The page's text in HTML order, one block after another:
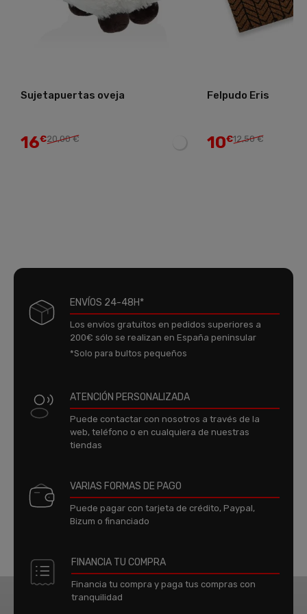
Sujetapuertas oveja
16€20,00 €
Felpudo Eris
10€12,50 €
ENVÍOS 24-48H*
Los envíos gratuitos en pedidos superiores a
200€ sólo se realizan en España peninsular
*Solo para bultos pequeños
ATENCIÓN PERSONALIZADA
Puede contactar con nosotros a través de la
web, teléfono o en cualquiera de nuestras
tiendas
VARIAS FORMAS DE PAGO
Puede pagar con tarjeta de crédito, Paypal,
Bizum o financiado
FINANCIA TU COMPRA
Financia tu compra y paga tus compras con
tranquilidad